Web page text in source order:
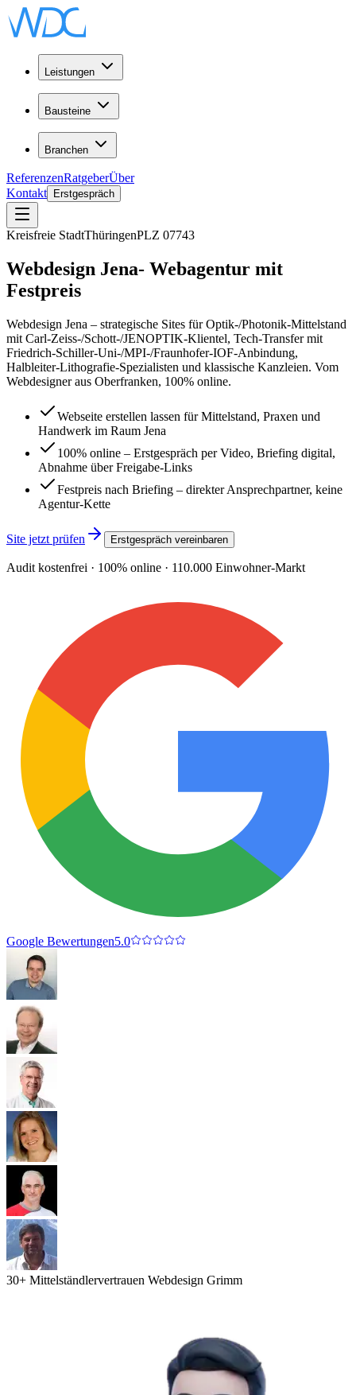
Leistungen
Bausteine
Branchen
ReferenzenRatgeberÜber
Kontakt
Erstgespräch
Kreisfreie StadtThüringenPLZ 07743
Webdesign Jena- Webagentur mit
Festpreis
Webdesign Jena – strategische Sites für Optik-/Photonik-Mittelstand
mit Carl-Zeiss-/Schott-/JENOPTIK-Klientel, Tech-Transfer mit
Friedrich-Schiller-Uni-/MPI-/Fraunhofer-IOF-Anbindung,
Halbleiter-Lithografie-Spezialisten und klassische Kanzleien. Vom
Webdesigner aus Oberfranken, 100% online.
Webseite erstellen lassen für Mittelstand, Praxen und
Handwerk im Raum Jena
100% online – Erstgespräch per Video, Briefing digital,
Abnahme über Freigabe-Links
Festpreis nach Briefing – direkter Ansprechpartner, keine
Agentur-Kette
Site jetzt prüfen Erstgespräch vereinbaren
Audit kostenfrei · 100% online · 110.000 Einwohner-Markt
Google Bewertungen5.0
30+ Mittelständlervertrauen Webdesign Grimm